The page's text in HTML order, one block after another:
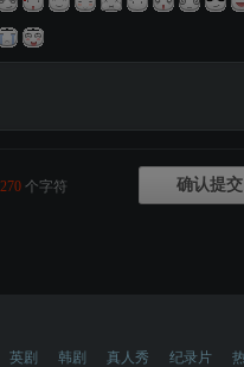
270 个字符
英剧 韩剧 真人秀 纪录片